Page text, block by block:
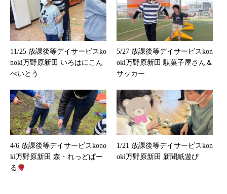
11/25 放課後等デイサービスko
noki万野原新田 いろはにこん
ぺいとう
5/27 放課後等デイサービスkon
oki万野原新田 駄菓子屋さん＆
サッカー
4/6 放課後等デイサービスkono
ki万野原新田 森・れっどぱー
る
1/21 放課後等デイサービスkon
oki万野原新田 新聞紙遊び